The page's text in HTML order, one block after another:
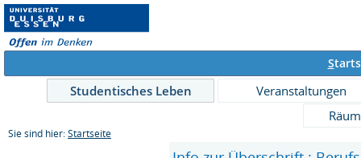
S
Studentisches Leben
Veranstaltungen
Sie sind hier: Startseite